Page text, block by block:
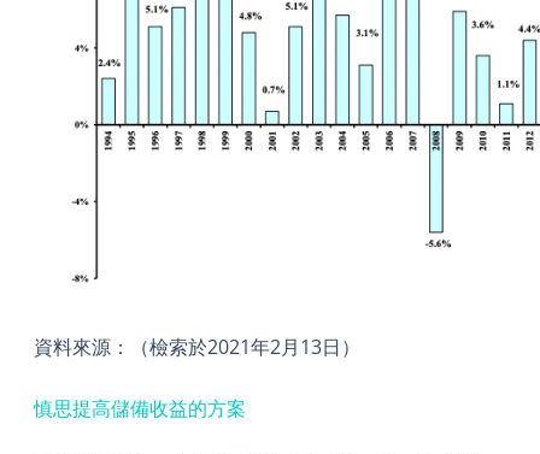
資料來源： （檢索於2021年2月13日）
慎思提高儲備收益的方案